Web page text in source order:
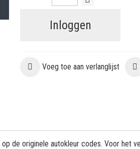
Inloggen
Voeg toe aan verlanglijst
de originele autokleur codes. Voor het